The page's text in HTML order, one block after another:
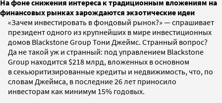
На фоне снижения интереса к традиционным вложениям на
финансовых рынках зарождаются экзотические идеи
«Зачем инвестировать в фондовый рынок?» — спрашивает
президент одного из крупнейших в мире инвестиционных
домов Blackstone Group Тони Джеймс. Странный вопрос?
Да не такой уж и странный: под управлением Blackstone
Group находится $218 млрд, вложенных в основном
в секьюритизированные кредиты и недвижимость, что, по
словам Джеймса, в последние 26 лет приносило
инвесторам как минимум 15% годовых.